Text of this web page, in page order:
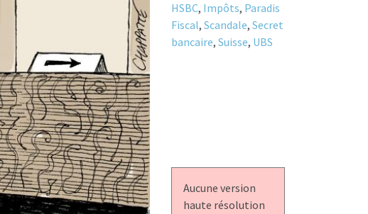
HSBC, Impôts, Paradis
Fiscal, Scandale, Secret
bancaire, Suisse, UBS
Aucune version
haute résolution